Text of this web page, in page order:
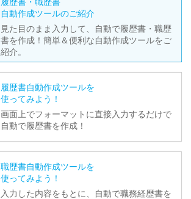
履歴書・職歴書
自動作成ツールのご紹介
見た目のまま入力して、自動で履歴書・職歴
書を作成！簡単＆便利な自動作成ツールをご
紹介。
履歴書自動作成ツールを
使ってみよう！
画面上でフォーマットに直接入力するだけで
自動で履歴書を作成！
職歴書自動作成ツールを
使ってみよう！
入力した内容をもとに、自動で職務経歴書を